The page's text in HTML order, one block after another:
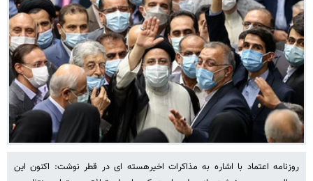
روزنامه اعتماد با اشاره به مذاکرات اخیرهسته ای در قطر نوشت: اکنون این